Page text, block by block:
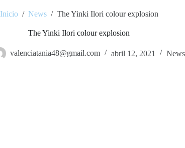
Inicio / News / The Yinki Ilori colour explosion
The Yinki Ilori colour explosion
valenciatania48@gmail.com abril 12, 2021 News